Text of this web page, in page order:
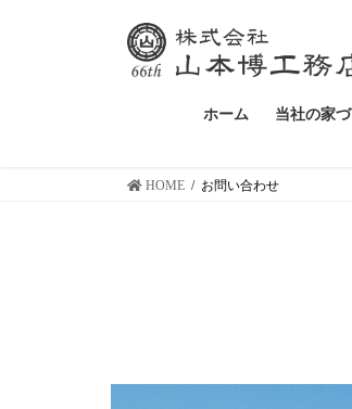
ホーム 当社の家づ
HOME お問い合わせ